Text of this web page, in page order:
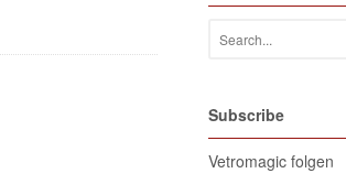
Subscribe
Vetromagic folgen